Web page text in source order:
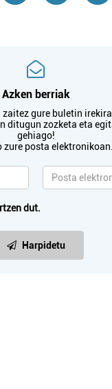
Azken berriak
zaitez gure buletin
zozketa eta
gehiago!
zure posta elektronikoan.
dut.
Harpidetu